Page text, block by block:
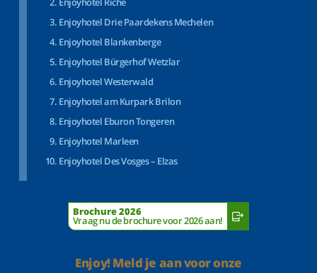
Enjoyhotel Drie Paardekens Mechelen
Enjoyhotel Blankenberge
Enjoyhotel Bürgerhof Wetzlar
Enjoyhotel Westerwald
Enjoyhotel am Kurpark Brilon
Enjoyhotel Eburon Tongeren
Enjoyhotel Marleen
Enjoyhotel Des Vosges – Elzas
Brochure 2026
Vraag nu de brochure voor 2026 aan!
Enjoy! Meld je aan voor onze